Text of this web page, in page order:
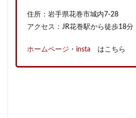
住所：岩手県花巻市城内7-28
アクセス：JR花巻駅から徒歩18分
ホームページ ・ insta はこちら